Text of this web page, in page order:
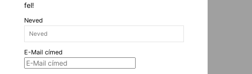
fel!
Neved
E-Mail címed